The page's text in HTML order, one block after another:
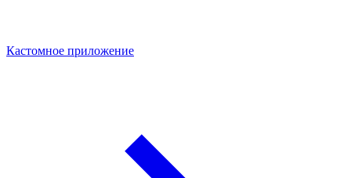
Кастомное приложение